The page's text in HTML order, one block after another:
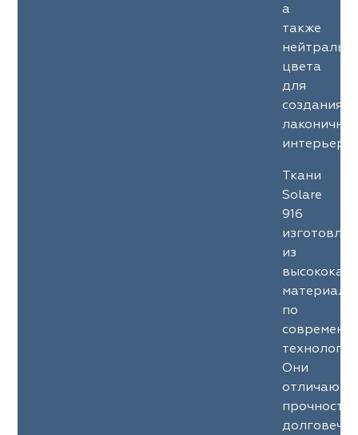
а
также
цвета
для
создания
Ткани
Solare
916
из
по
Они